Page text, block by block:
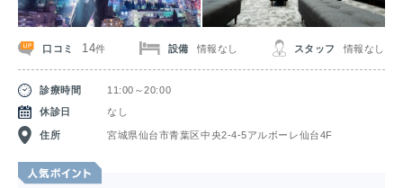
口コミ 14件 設備 情報なし スタッフ 情報なし
診療時間
11:00～20:00
休診日
なし
住所 宮城県仙台市青葉区中央2-4-5アルボーレ仙台4F